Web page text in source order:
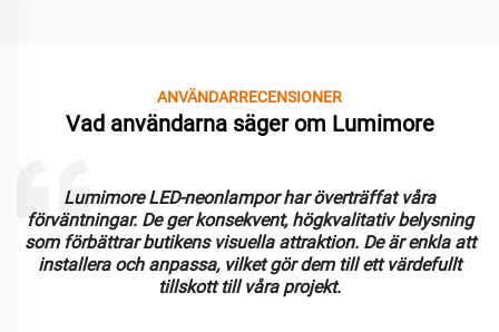
ANVÄNDARRECENSIONER
Vad användarna säger om Lumimore
Att arbeta med Lumimore har varit en fantastisk
upplevelse. LED-neonlamporna är hållbara och ger utmärkt
ljusstyrka. Vi uppskattar anpassningsförmågan och
användarvänligheten, vilket har effektiviserat
installationsprocessen för flera kommersiella tillämpningar.